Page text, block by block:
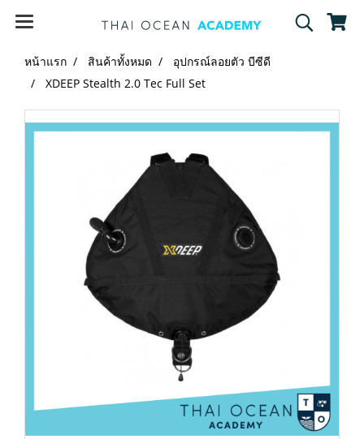
หน้าแรก สินค้าทั้งหมด
อุปกรณ์ลอยตัว บีซีดี
XDEEP Stealth 2.0 Tec Full Set